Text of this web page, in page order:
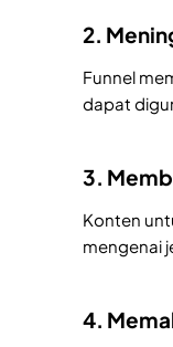
2.
Funnel
dapat
3.
Konten
mengenai
4.